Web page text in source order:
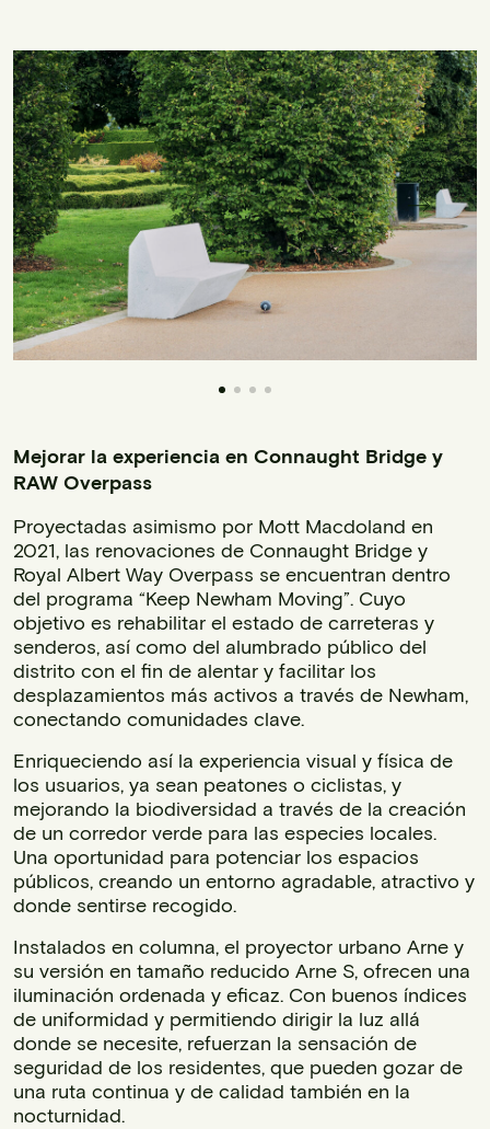
Mejorar la experiencia en Connaught Bridge y
RAW Overpass
Proyectadas asimismo por Mott Macdoland en
2021, las renovaciones de Connaught Bridge y
Royal Albert Way Overpass se encuentran dentro
del programa “Keep Newham Moving”. Cuyo
objetivo es rehabilitar el estado de carreteras y
senderos, así como del alumbrado público del
distrito con el fin de alentar y facilitar los
desplazamientos más activos a través de Newham,
conectando comunidades clave.
Enriqueciendo así la experiencia visual y física de
los usuarios, ya sean peatones o ciclistas, y
mejorando la biodiversidad a través de la creación
de un corredor verde para las especies locales.
Una oportunidad para potenciar los espacios
públicos, creando un entorno agradable, atractivo y
donde sentirse recogido.
Instalados en columna, el proyector urbano Arne y
su versión en tamaño reducido Arne S, ofrecen una
iluminación ordenada y eficaz. Con buenos índices
de uniformidad y permitiendo dirigir la luz allá
donde se necesite, refuerzan la sensación de
seguridad de los residentes, que pueden gozar de
una ruta continua y de calidad también en la
nocturnidad.